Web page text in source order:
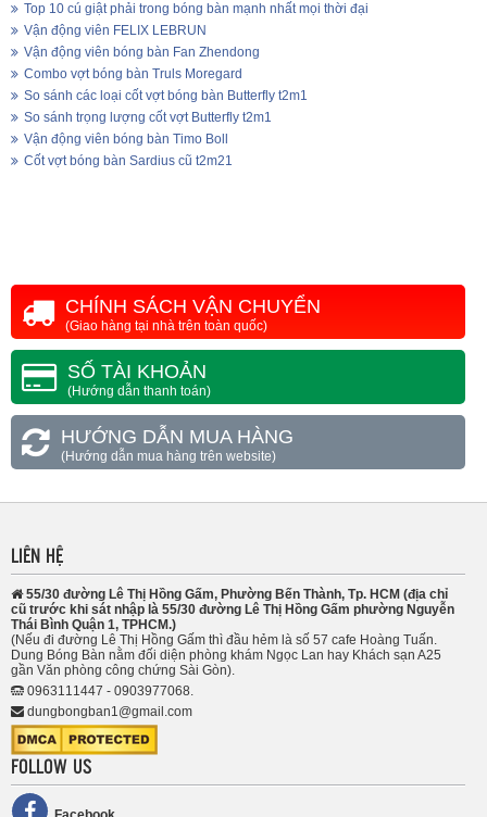
Top 10 cú giật phải trong bóng bàn mạnh nhất mọi thời đại
Vận động viên FELIX LEBRUN
Vận động viên bóng bàn Fan Zhendong
Combo vợt bóng bàn Truls Moregard
So sánh các loại cốt vợt bóng bàn Butterfly t2m1
So sánh trọng lượng cốt vợt Butterfly t2m1
Vận động viên bóng bàn Timo Boll
Cốt vợt bóng bàn Sardius cũ t2m21
CHÍNH SÁCH VẬN CHUYỂN
(Giao hàng tại nhà trên toàn quốc)
SỐ TÀI KHOẢN
(Hướng dẫn thanh toán)
HƯỚNG DẪN MUA HÀNG
(Hướng dẫn mua hàng trên website)
LIÊN HỆ
55/30 đường Lê Thị Hồng Gấm, Phường Bến Thành, Tp. HCM (địa chỉ
cũ trước khi sát nhập là 55/30 đường Lê Thị Hồng Gấm phường Nguyễn
Thái Bình Quận 1, TPHCM.)
(Nếu đi đường Lê Thị Hồng Gấm thì đầu hẻm là số 57 cafe Hoàng Tuấn.
Dung Bóng Bàn nằm đối diện phòng khám Ngọc Lan hay Khách sạn A25
gần Văn phòng công chứng Sài Gòn).
0963111447 - 0903977068.
dungbongban1@gmail.com
FOLLOW US